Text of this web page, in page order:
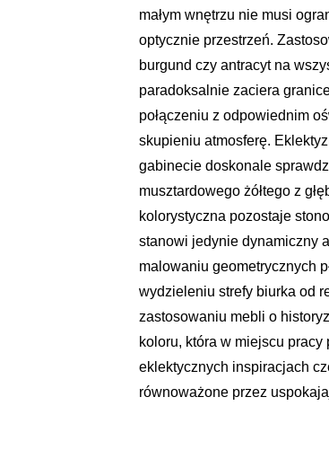
małym wnętrzu nie musi
optycznie przestrzeń.
burgund czy antracyt na
paradoksalnie zaciera
połączeniu z odpowiednim
skupieniu atmosferę.
gabinecie doskonale
musztardowego żółtego z
kolorystyczna pozostaje
stanowi jedynie dynamiczny
malowaniu geometrycznych
wydzieleniu strefy biurka od
zastosowaniu mebli o
koloru, która w miejscu
eklektycznych inspiracjach
równoważone przez